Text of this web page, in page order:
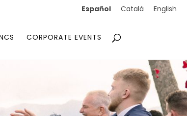
Español Català English
CORPORATE EVENTS